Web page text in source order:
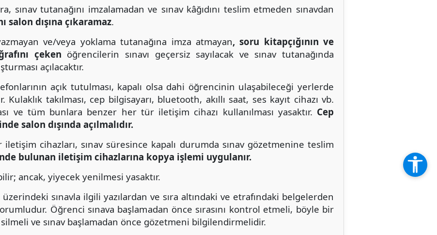
sınav tutanağını imzalamadan ve sınav kâğıdını teslim etmeden sınavdan
salon dışına çıkaramaz.
ve/veya yoklama tutanağına imza atmayan, soru kitapçığının ve
çeken öğrencilerin sınavı geçersiz sayılacak ve sınav tutanağında
açılacaktır.
açık tutulması, kapalı olsa dahi öğrencinin ulaşabileceği yerlerde
Kulaklık takılması, cep bilgisayarı, bluetooth, akıllı saat, ses kayıt cihazı vb.
ve tüm bunlara benzer her tür iletişim cihazı kullanılması yasaktır. Cep
salon dışında açılmalıdır.
cihazları, sınav süresince kapalı durumda sınav gözetmenine teslim
bulunan iletişim cihazlarına kopya işlemi uygulanır.
ancak, yiyecek yenilmesi yasaktır.
sınavla ilgili yazılardan ve sıra altındaki ve etrafındaki belgelerden
Öğrenci sınava başlamadan önce sırasını kontrol etmeli, böyle bir
silmeli ve sınav başlamadan önce gözetmeni bilgilendirmelidir.